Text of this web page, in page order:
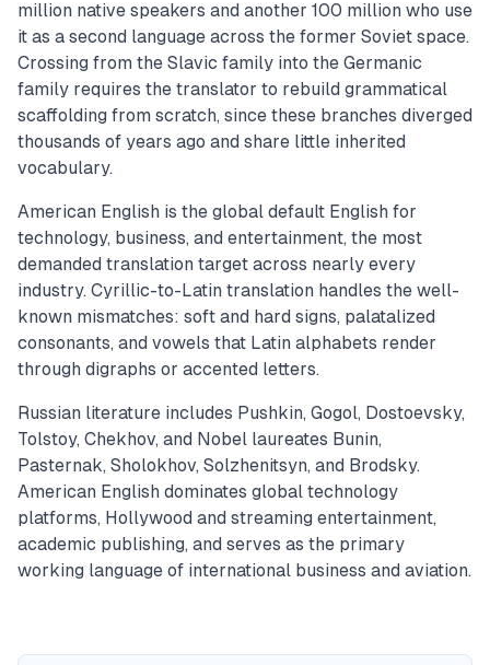
million native speakers and another 100 million who use
it as a second language across the former Soviet space.
Crossing from the Slavic family into the Germanic
family requires the translator to rebuild grammatical
scaffolding from scratch, since these branches diverged
thousands of years ago and share little inherited
vocabulary.
American English is the global default English for
technology, business, and entertainment, the most
demanded translation target across nearly every
industry. Cyrillic-to-Latin translation handles the well-
known mismatches: soft and hard signs, palatalized
consonants, and vowels that Latin alphabets render
through digraphs or accented letters.
Russian literature includes Pushkin, Gogol, Dostoevsky,
Tolstoy, Chekhov, and Nobel laureates Bunin,
Pasternak, Sholokhov, Solzhenitsyn, and Brodsky.
American English dominates global technology
platforms, Hollywood and streaming entertainment,
academic publishing, and serves as the primary
working language of international business and aviation.